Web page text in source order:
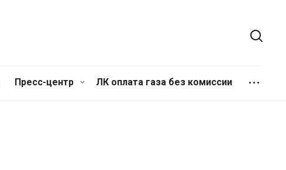
Пресс-центр ЛК oплата газа без комиссии